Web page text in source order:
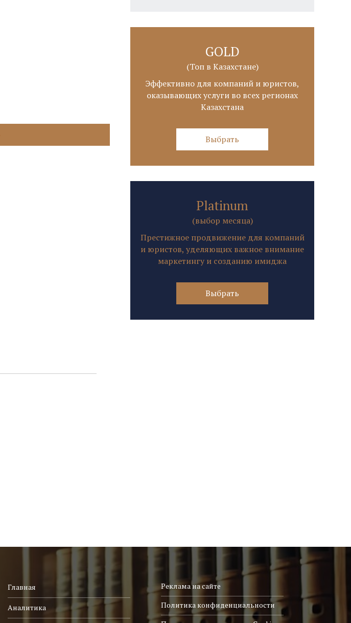
GOLD
(Топ в Казахстане)
Эффективно для компаний и юристов,
оказывающих услуги во всех регионах
Казахстана
Выбрать
Platinum
(выбор месяца)
Престижное продвижение для компаний
и юристов, уделяющих важное внимание
маркетингу и созданию имиджа
Выбрать
Главная
Аналитика
Реклама на сайте
Политика конфиденциальности